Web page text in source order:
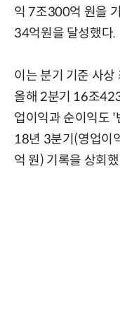
익 7조300억 원을
34억원을 달성했다.
이는 분기 기준 사상
올해 2분기 16조
업이익과 순이익도
18년 3분기(영업이
억 원) 기록을 상회